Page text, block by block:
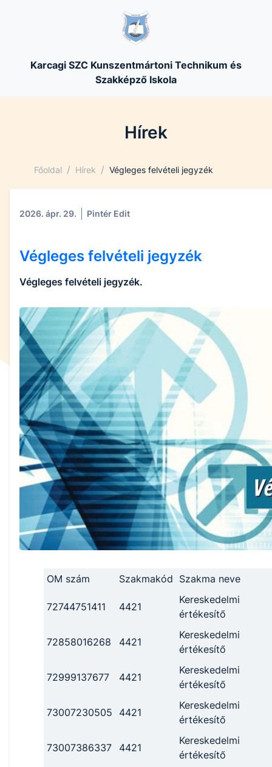
Karcagi SZC Kunszentmártoni Technikum és
Szakképző Iskola
Hírek
Főoldal / Hírek / Végleges felvételi jegyzék
2026. ápr. 29. Pintér Edit
Végleges felvételi jegyzék
Végleges felvételi jegyzék.
OM szám Szakmakód Szakma neve
72744751411 4421
Kereskedelmi
értékesítő
72858016268 4421
Kereskedelmi
értékesítő
72999137677 4421
Kereskedelmi
értékesítő
73007230505 4421
Kereskedelmi
értékesítő
73007386337 4421
Kereskedelmi
értékesítő